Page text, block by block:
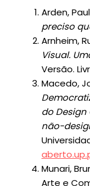
Arden,
preciso
Arnheim,
Visual.
Versão.
Macedo,
do
não-
Munari,
Arte e